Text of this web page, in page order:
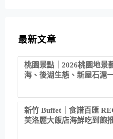
最新文章
桃園景點｜2026桃園地景
海、後湖生態、新屋石滬
新竹 Buffet｜食譜百匯
芙洛麗大飯店海鮮吃到飽